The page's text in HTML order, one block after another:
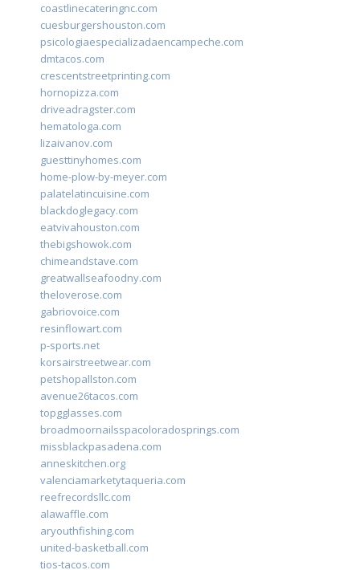
coastlinecateringnc.com
cuesburgershouston.com
psicologiaespecializadaencampeche.com
dmtacos.com
crescentstreetprinting.com
hornopizza.com
driveadragster.com
hematologa.com
lizaivanov.com
guesttinyhomes.com
home-plow-by-meyer.com
palatelatincuisine.com
blackdoglegacy.com
eatvivahouston.com
thebigshowok.com
chimeandstave.com
greatwallseafoodny.com
theloverose.com
gabriovoice.com
resinflowart.com
p-sports.net
korsairstreetwear.com
petshopallston.com
avenue26tacos.com
topgglasses.com
broadmoornailsspacoloradosprings.com
missblackpasadena.com
anneskitchen.org
valenciamarketytaqueria.com
reefrecordsllc.com
alawaffle.com
aryouthfishing.com
united-basketball.com
tios-tacos.com